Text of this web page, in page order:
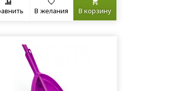
В желания В корзину